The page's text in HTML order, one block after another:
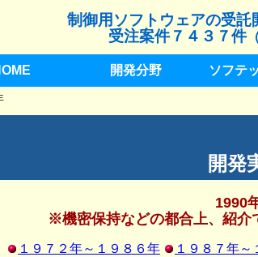
制御用ソフトウェアの受託
受注案件７４３７件
開発分野 ソフテ
開発
1990
※機密保持などの都合上、紹介
１９７２年～１９８６年 １９８７年～